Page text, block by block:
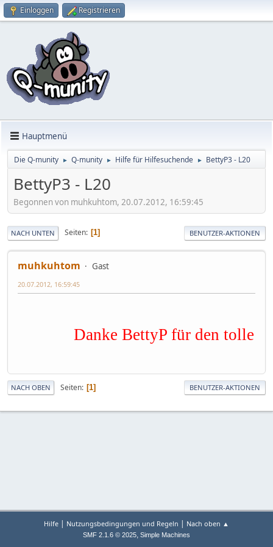
Einloggen Registrieren
Hauptmenü
Die Q-munity ► Q-munity ► Hilfe für Hilfesuchende ► BettyP3 - L20
BettyP3 - L20
Begonnen von muhkuhtom, 20.07.2012, 16:59:45
NACH UNTEN Seiten 1 BENUTZER-AKTIONEN
muhkuhtom Gast
20.07.2012, 16:59:45
Danke BettyP für den tollen
NACH OBEN Seiten 1 BENUTZER-AKTIONEN
Hilfe | Nutzungsbedingungen und Regeln | Nach oben ▲
SMF 2.1.6 © 2025, Simple Machines